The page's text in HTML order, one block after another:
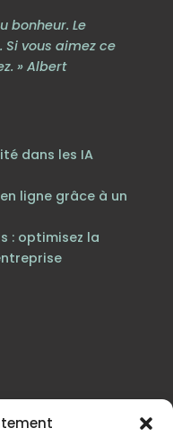
bonheur. Le
vous aimez ce
» Albert
dans les IA
ligne grâce à un
: optimisez la